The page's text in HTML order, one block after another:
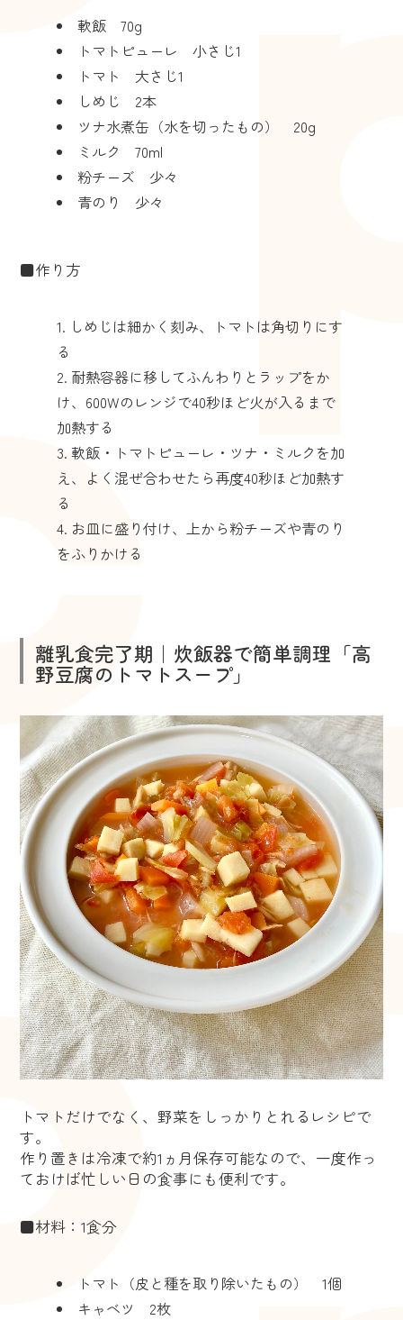
軟飯 70g
トマトピューレ 小さじ1
トマト 大さじ1
しめじ 2本
ツナ水煮缶（水を切ったもの） 20g
ミルク 70ml
粉チーズ 少々
青のり 少々
■作り方
しめじは細かく刻み、トマトは角切りにす
る
耐熱容器に移してふんわりとラップをか
け、600Wのレンジで40秒ほど火が入るまで
加熱する
軟飯・トマトピューレ・ツナ・ミルクを加
え、よく混ぜ合わせたら再度40秒ほど加熱す
る
お皿に盛り付け、上から粉チーズや青のり
をふりかける
離乳食完了期｜炊飯器で簡単調理「高
野豆腐のトマトスープ」
トマトだけでなく、野菜をしっかりとれるレシピで
す。
作り置きは冷凍で約1ヵ月保存可能なので、一度作っ
ておけば忙しい日の食事にも便利です。
■材料：1食分
トマト（皮と種を取り除いたもの） 1個
キャベツ 2枚